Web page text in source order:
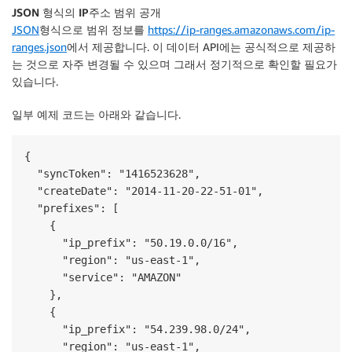
JSON 형식의 IP주소 범위 공개
JSON형식으로 범위 정보를 https://ip-ranges.amazonaws.com/ip-
ranges.json에서 제공합니다. 이 데이터 API에는 공식적으로 제공하
는 것으로 자주 변경될 수 있으며 그래서 정기적으로 확인할 필요가
있습니다.
일부 예제 코드는 아래와 같습니다.
{
  "syncToken": "1416523628",
  "createDate": "2014-11-20-22-51-01",
  "prefixes": [
    {
      "ip_prefix": "50.19.0.0/16",
      "region": "us-east-1",
      "service": "AMAZON"
    },
    {
      "ip_prefix": "54.239.98.0/24",
      "region": "us-east-1",